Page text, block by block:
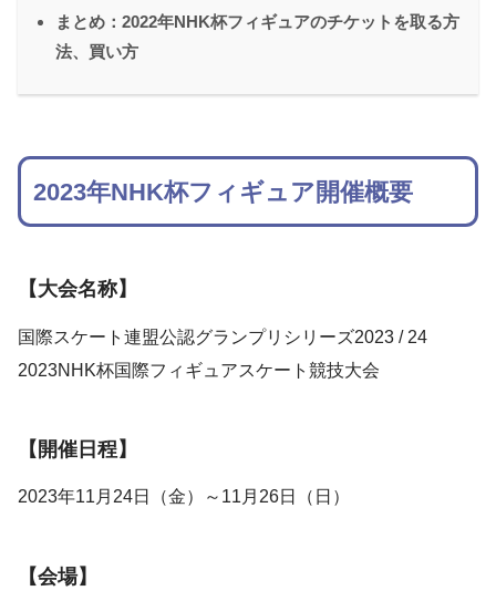
まとめ：2022年NHK杯フィギュアのチケットを取る方
法、買い方
2023年NHK杯フィギュア開催概要
【大会名称】
国際スケート連盟公認グランプリシリーズ2023 / 24
2023NHK杯国際フィギュアスケート競技大会
【開催日程】
2023年11月24日（金）～11月26日（日）
【会場】